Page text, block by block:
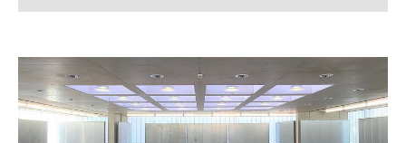
Admission procedure 2024
Bachelor Architecture